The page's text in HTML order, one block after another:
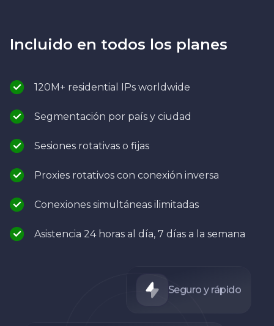
Incluido en todos los planes
120M+ residential IPs worldwide
Segmentación por país y ciudad
Sesiones rotativas o fijas
Proxies rotativos con conexión inversa
Conexiones simultáneas ilimitadas
Asistencia 24 horas al día, 7 días a la semana
Seguro y rápido